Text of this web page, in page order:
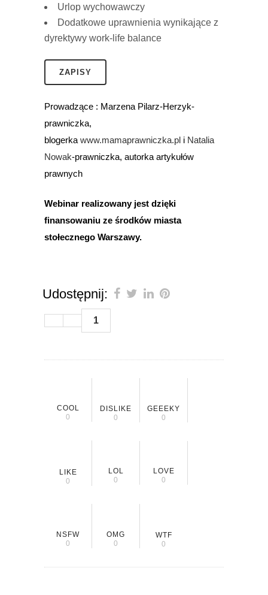
Urlop wychowawczy
Dodatkowe uprawnienia wynikające z
dyrektywy work-life balance
ZAPISY
Prowadzące : Marzena Pilarz-Herzyk-
prawniczka,
blogerka www.mamaprawniczka.pl i Natalia
Nowak-prawniczka, autorka artykułów
prawnych
Webinar realizowany jest dzięki
finansowaniu ze środków miasta
stołecznego Warszawy.
Udostępnij:
1
COOL
0
DISLIKE
0
GEEEKY
0
LIKE
0
LOL
0
LOVE
0
NSFW
0
OMG
0
WTF
0